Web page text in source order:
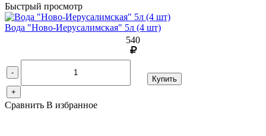
Быстрый просмотр
Вода "Ново-Иерусалимская" 5л (4 шт)
540
-
+
Купить
Сравнить В избранное